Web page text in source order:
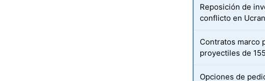
Reposición de
conflicto en
Contratos marco
proyectiles de
Opciones de